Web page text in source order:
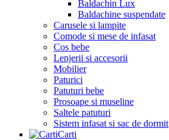
Baldachin Lux
Baldachine suspendate
Carusele si lampite
Comode si mese de infasat
Cos bebe
Lenjerii si accesorii
Mobilier
Paturici
Patuturi bebe
Prosoape si museline
Saltele patuturi
Sistem infasat si sac de dormit
Carti